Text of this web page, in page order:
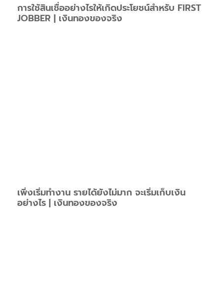
การใช้สินเชื่ออย่างไรให้เกิดประโยชน์สำหรับ FIRST
JOBBER | เงินทองของจริง
เพิ่งเริ่มทำงาน รายได้ยังไม่มาก จะเริ่มเก็บเงิน
อย่างไร | เงินทองของจริง